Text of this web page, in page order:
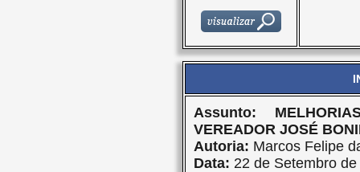
Assunto:
VEREADOR JOSÉ
Autoria: Marcos Felipe
Data: 22 de Setembro de